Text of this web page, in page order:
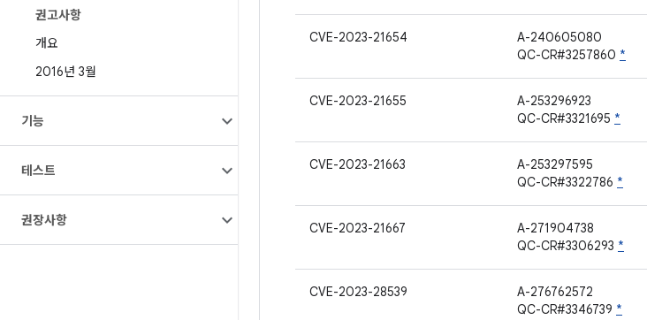
권고사항
개요
2016년 3월
기능
테스트
권장사항
CVE-2023-21654
A-240605080
QC-CR#3257860 *
CVE-2023-21655
A-253296923
QC-CR#3321695 *
CVE-2023-21663
A-253297595
QC-CR#3322786 *
CVE-2023-21667
A-271904738
QC-CR#3306293 *
CVE-2023-28539
A-276762572
QC-CR#3346739 *